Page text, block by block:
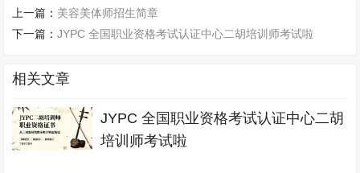
上一篇： 美容美体师招生简章
下一篇：JYPC 全国职业资格考试认证中心二胡培训师考试啦
相关文章
JYPC 全国职业资格考试认证中心二胡
培训师考试啦